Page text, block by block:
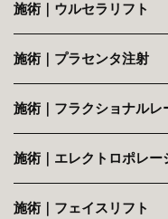
施術｜ウルセラリフト
施術｜プラセンタ注射
施術｜フラクショナルレ
施術｜エレクトロポレー
施術｜フェイスリフト